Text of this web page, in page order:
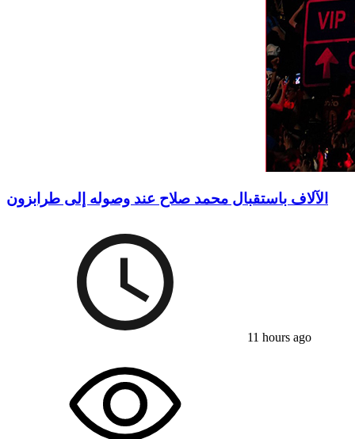
الآلاف باستقبال محمد صلاح عند وصوله إلى طرابزون
11 hours ago